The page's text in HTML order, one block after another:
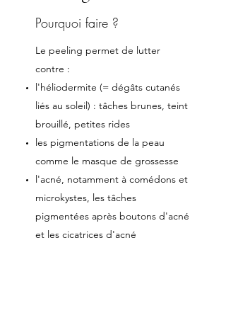
Pourquoi faire ?
Le peeling permet de lutter
contre :
l'héliodermite (= dégâts cutanés
liés au soleil) : tâches brunes, teint
brouillé, petites rides
les pigmentations de la peau
comme le masque de grossesse
l'acné, notamment à comédons et
microkystes, les tâches
pigmentées après boutons d'acné
et les cicatrices d'acné